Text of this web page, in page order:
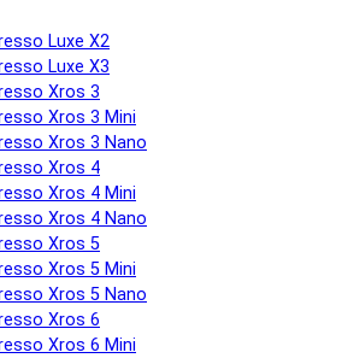
Luxe X2
Luxe X3
Xros 3
Xros 3 Mini
Xros 3 Nano
Xros 4
Xros 4 Mini
Xros 4 Nano
Xros 5
Xros 5 Mini
Xros 5 Nano
Xros 6
Xros 6 Mini